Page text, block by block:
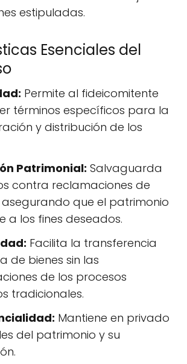
estipuladas.
Esenciales del
Permite al fideicomitente
términos específicos para la
y distribución de los
Patrimonial: Salvaguarda
contra reclamaciones de
asegurando que el patrimonio
a los fines deseados.
Facilita la transferencia
de bienes sin las
de los procesos
tradicionales.
Mantiene en privado
del patrimonio y su